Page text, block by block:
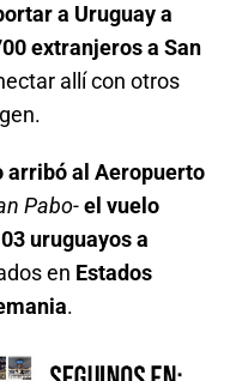
a Uruguay a
extranjeros a San
allí con otros
arribó al Aeropuerto
Pabo-el vuelo
uruguayos a
en Estados
.